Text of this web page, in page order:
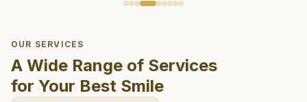
OUR SERVICES
A Wide Range of Services
for Your Best Smile